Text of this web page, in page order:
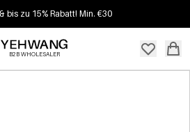
bis zu 15% Rabatt! Min. €30
B2B WHOLESALER